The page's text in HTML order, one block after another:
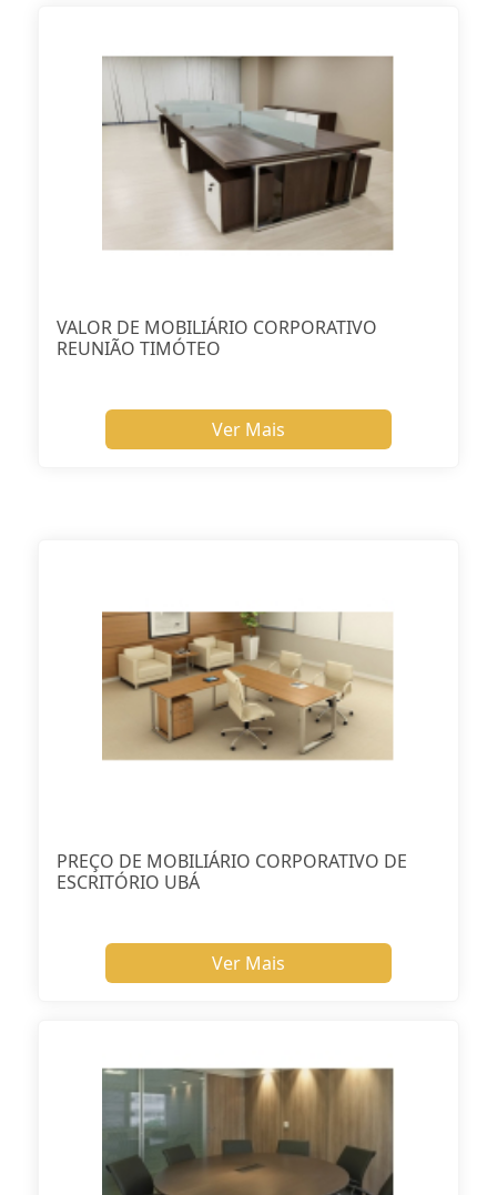
VALOR DE MOBILIÁRIO CORPORATIVO
REUNIÃO TIMÓTEO
Ver Mais
PREÇO DE MOBILIÁRIO CORPORATIVO DE
ESCRITÓRIO UBÁ
Ver Mais